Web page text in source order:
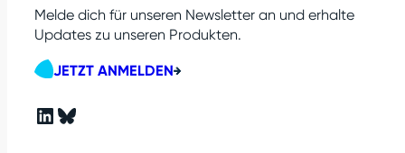
Melde dich für unseren Newsletter an und erhalte
Updates zu unseren Produkten.
JETZT ANMELDEN
LinkedIn Bluesky